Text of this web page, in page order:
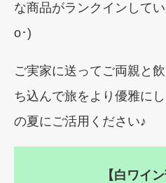
な商品がランクインして
o･)
ご実家に送ってご両親と
ち込んで旅をより優雅に
の夏にご活用ください♪
【白ワイ